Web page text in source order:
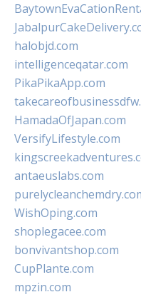
halobjd.com
intelligenceqatar.com
PikaPikaApp.com
HamadaOfJapan.com
VersifyLifestyle.com
antaeuslabs.com
WishOping.com
shoplegacee.com
bonvivantshop.com
CupPlante.com
mpzin.com